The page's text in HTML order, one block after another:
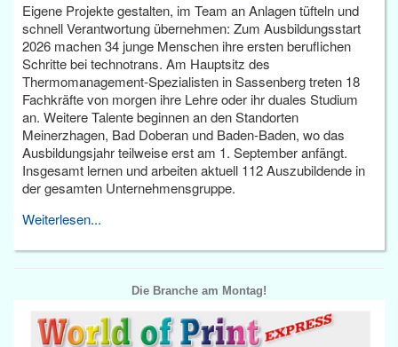
Eigene Projekte gestalten, im Team an Anlagen tüfteln und
schnell Verantwortung übernehmen: Zum Ausbildungsstart
2026 machen 34 junge Menschen ihre ersten beruflichen
Schritte bei technotrans. Am Hauptsitz des
Thermomanagement-Spezialisten in Sassenberg treten 18
Fachkräfte von morgen ihre Lehre oder ihr duales Studium
an. Weitere Talente beginnen an den Standorten
Meinerzhagen, Bad Doberan und Baden-Baden, wo das
Ausbildungsjahr teilweise erst am 1. September anfängt.
Insgesamt lernen und arbeiten aktuell 112 Auszubildende in
der gesamten Unternehmensgruppe.
Weiterlesen...
Die Branche am Montag!